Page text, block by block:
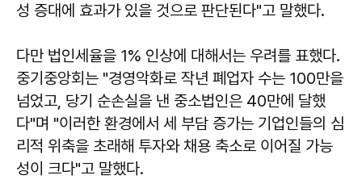
성 증대에 효과가 있을 것으로 판단된다"고 말했다.
다만 법인세율을 1% 인상에 대해서는 우려를 표했다.
중기중앙회는 "경영악화로 작년 폐업자 수는 100만을
넘었고, 당기 순손실을 낸 중소법인은 40만에 달했
다"며 "이러한 환경에서 세 부담 증가는 기업인들의 심
리적 위축을 초래해 투자와 채용 축소로 이어질 가능
성이 크다"고 말했다.